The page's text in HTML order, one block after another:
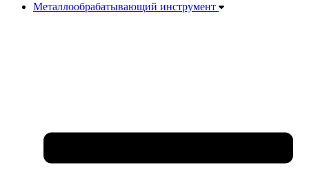
Металлообрабатывающий инструмент